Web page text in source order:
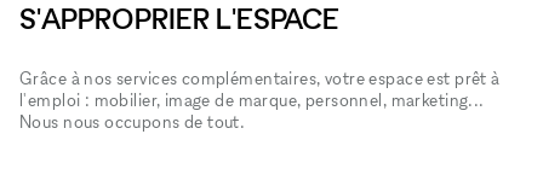
S'APPROPRIER L'ESPACE
Grâce à nos services complémentaires, votre espace est prêt à
l'emploi : mobilier, image de marque, personnel, marketing...
Nous nous occupons de tout.